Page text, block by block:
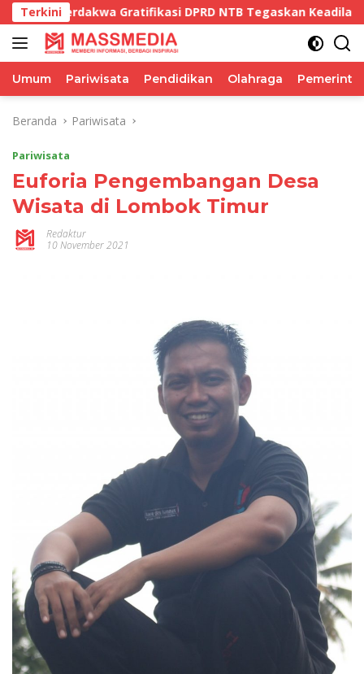
Langsung
ke
konten
Terkini
Gratifikasi DPRD NTB Tegaskan Keadilan Berdasarkan
Umum Pariwisata Pendidikan Olahraga
Beranda Pariwisata
Pariwisata
Euforia Pengembangan Desa
Wisata di Lombok Timur
Redaktur
10 November 2021